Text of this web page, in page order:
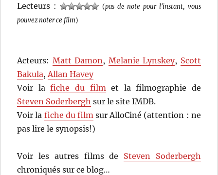
Lecteurs : (pas de note pour l'instant, vous
pouvez noter ce film)
Acteurs: Matt Damon , Melanie Lynskey, Scott
Bakula, Allan Havey
Voir lafiche du film et la filmographie de
Steven Soderbergh sur le site IMDB.
Voir la fiche du film sur AlloCiné (attention : ne
pas lire le synopsis!)
Voir les autres films de Steven Soderbergh
chroniqués sur ce blog…